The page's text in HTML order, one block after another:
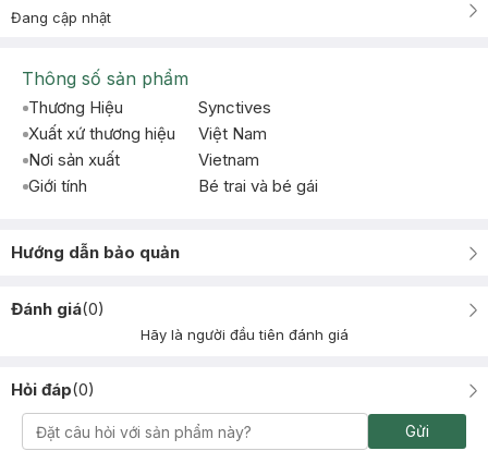
Đang cập nhật
Thông số sản phẩm
Thương Hiệu
Synctives
Xuất xứ thương hiệu
Việt Nam
Nơi sản xuất
Vietnam
Giới tính
Bé trai và bé gái
Hướng dẫn bảo quản
Đánh giá(0)
Hãy là người đầu tiên đánh giá
Hỏi đáp(0)
Gửi